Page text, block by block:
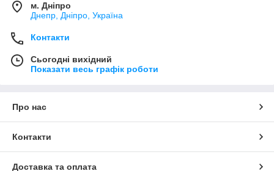
м. Дніпро
Днепр, Дніпро, Україна
Контакти
Сьогодні вихідний
Показати весь графік роботи
Про нас
Контакти
Доставка та оплата